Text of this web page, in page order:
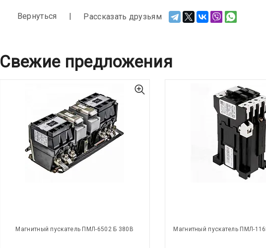
Вернуться Рассказать друзьям
Свежие предложения
Магнитный пускатель ПМЛ-6502 Б 380В Магнитный пускатель ПМЛ-